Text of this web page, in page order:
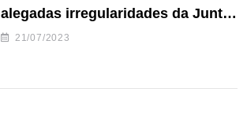
alegadas irregularidades da Junta
de Freguesia S. João de Ver
21/07/2023